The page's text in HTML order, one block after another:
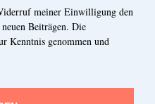
meiner Einwilligung den
Beiträgen. Die
Kenntnis genommen und